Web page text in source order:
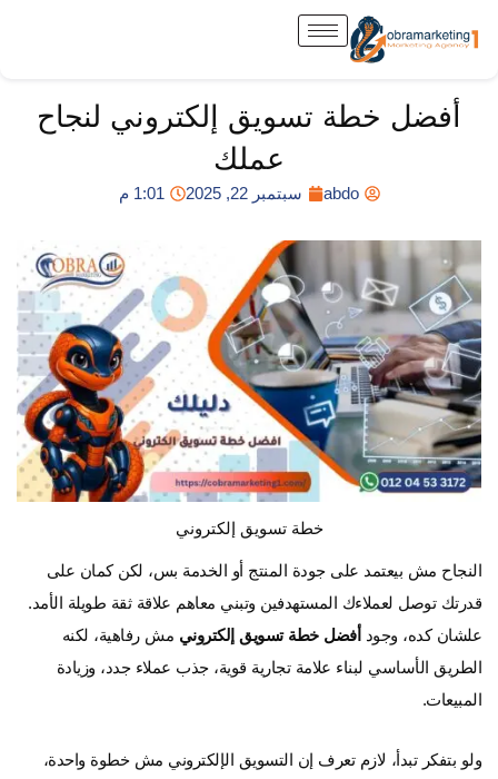
أفضل خطة تسويق إلكتروني لنجاح
عملك
abdo سبتمبر 22, 2025 1:01 م
خطة تسويق إلكتروني
النجاح مش بيعتمد على جودة المنتج أو الخدمة بس، لكن كمان على
قدرتك توصل لعملاءك المستهدفين وتبني معاهم علاقة ثقة طويلة الأمد.
علشان كده، وجود أفضل خطة تسويق إلكتروني مش رفاهية، لكنه
الطريق الأساسي لبناء علامة تجارية قوية، جذب عملاء جدد، وزيادة
المبيعات.
ولو بتفكر تبدأ، لازم تعرف إن التسويق الإلكتروني مش خطوة واحدة،